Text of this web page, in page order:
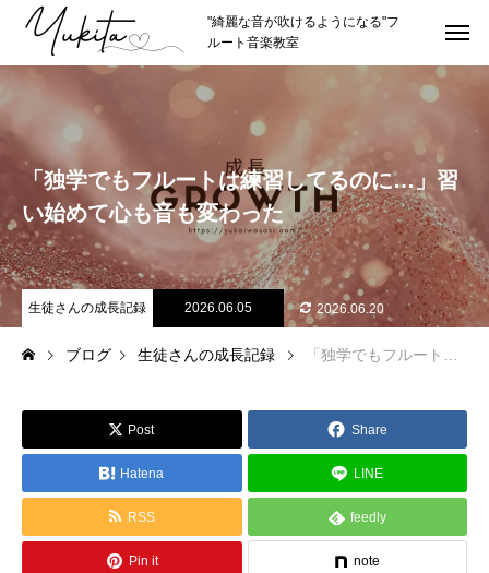
"綺麗な音が吹けるようになる"フ
ルート音楽教室
ABOUT
講師プロフィール
理念やスタイル
推薦者
LESSON レッスン紹介
カリキュラムの詳細
レッスン形式
「独学でもフルートは練習してるのに…」習
い始めて心も音も変わった
生徒さんの成長記録 2026.06.05 2026.06.20
ブログ 生徒さんの成長記録 「独学でもフルートは練習してるのに…」習い始めて心も音も変わった
Post Share
Hatena LINE
RSS feedly
Pin it note